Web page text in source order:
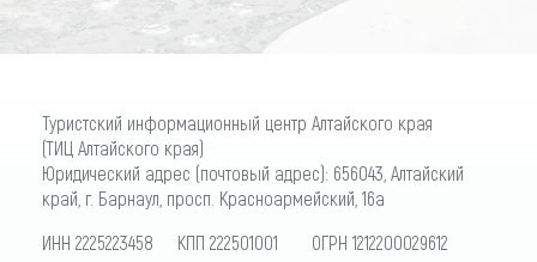
Туристский информационный центр Алтайского края
(ТИЦ Алтайского края)
Юридический адрес (почтовый адрес): 656043, Алтайский
край, г. Барнаул, просп. Красноармейский, 16а
ИНН 2225223458 КПП 222501001 ОГРН 1212200029612